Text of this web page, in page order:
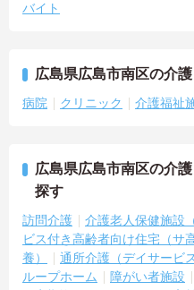
バイト
広島県広島市南区の介
病院 クリニック 介護福祉
広島県広島市南区の介
探す
訪問介護 介護老人保健施設
ビス付き高齢者向け住宅（サ
養）
通所介護（デイサービス
ループホーム
障がい者施設